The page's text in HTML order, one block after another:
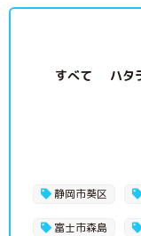
すべて ハタ
静岡市葵区
富士市森島